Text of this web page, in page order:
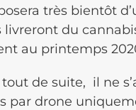
très bientôt
livreront du
au printemps
de suite, il ne
par drone